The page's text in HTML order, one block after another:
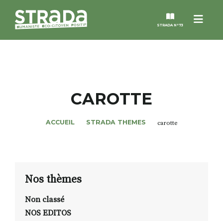
Menu
STRADA N°73
NOS THÈMES
ALTER STRADA
ROSÉE DE MAI
CAROTTE
ACCUEIL STRADA THEMES carotte
Nos thèmes
Non classé
NOS EDITOS